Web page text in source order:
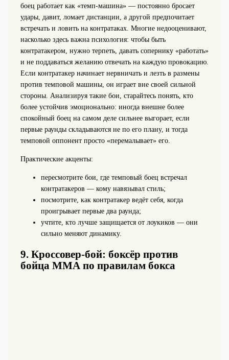
боец работает как «темп-машина» — постоянно бросает
удары, давит, ломает дистанции, а другой предпочитает
встречать и ловить на контратаках. Многие недооценивают,
насколько здесь важна психология: чтобы быть
контратакером, нужно терпеть, давать сопернику «работать»
и не поддаваться желанию отвечать на каждую провокацию.
Если контратакер начинает нервничать и лезть в размены
против темповой машины, он играет вне своей сильной
стороны. Анализируя такие бои, старайтесь понять, кто
более устойчив эмоционально: иногда внешне более
спокойный боец на самом деле сильнее выгорает, если
первые раунды складываются не по его плану, и тогда
темповой оппонент просто «перемалывает» его.
Практические акценты:
пересмотрите бои, где темповый боец встречал
контратакеров — кому навязывал стиль;
посмотрите, как контратакер ведёт себя, когда
проигрывает первые два раунда;
учтите, кто лучше защищается от лоукиков — они
сильно меняют динамику.
9. Кроссовер-бой: боксёр против
бойца ММА по правилам бокса